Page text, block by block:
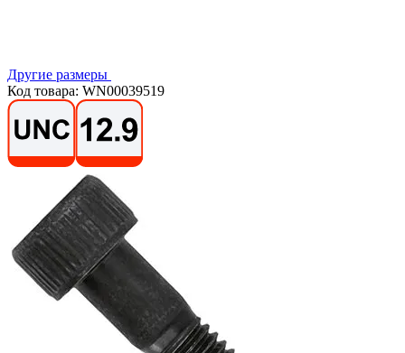
Другие размеры
Код товара: WN00039519